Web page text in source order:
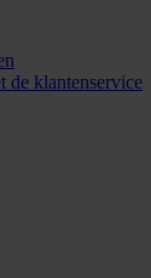
de klantenservice